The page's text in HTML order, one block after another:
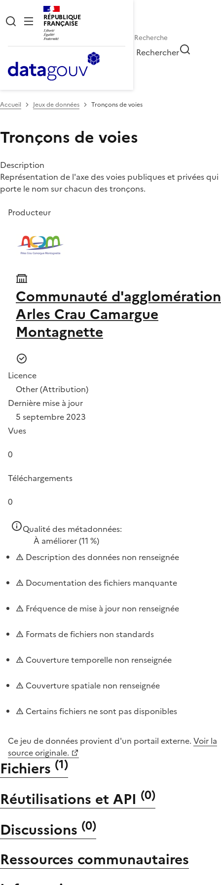
RÉPUBLIQUE
FRANÇAISE
Rechercher
Accueil Jeux de données Tronçons de voies
Tronçons de voies
Description
Représentation de l'axe des voies publiques et privées qui
porte le nom sur chacun des tronçons.
Producteur
Communauté d'agglomération
Arles Crau Camargue
Montagnette
Licence
Other (Attribution)
Dernière mise à jour
5 septembre 2023
Vues
0
Téléchargements
0
Qualité des métadonnées:
À améliorer(11 %)
Description des données non renseignée
Documentation des fichiers manquante
Fréquence de mise à jour non renseignée
Formats de fichiers non standards
Couverture temporelle non renseignée
Couverture spatiale non renseignée
Certains fichiers ne sont pas disponibles
Ce jeu de données provient d'un portail externe. Voir la
source originale.
Fichiers (1)
Réutilisations et API (0)
Discussions (0)
Ressources communautaires